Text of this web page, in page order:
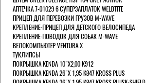
АПТЕЧКА 7-01029 6 СУПЕРЗАПЛАТОК WELDTITE
ПРИЦЕП ДЛЯ ПЕРЕВОЗКИ ГРУЗОВ M-WAVE
КРЕПЛЕНИЕ-ПРИЦЕП ДЛЯ ДЕТСКОГО ВЕЛОСИПЕДА
КРЕПЛЕНИЕ-ПОВОДОК ДЛЯ СОБАК M-WAVE
ВЕЛОКОМПЬЮТЕР VENTURA Х
ТУКЛИПСЫ
ПОКРЫШКА KENDA 10"Х2,00 K912
ПОКРЫШКА KENDA 26"Х 1,95 K847 KROSS PLUS